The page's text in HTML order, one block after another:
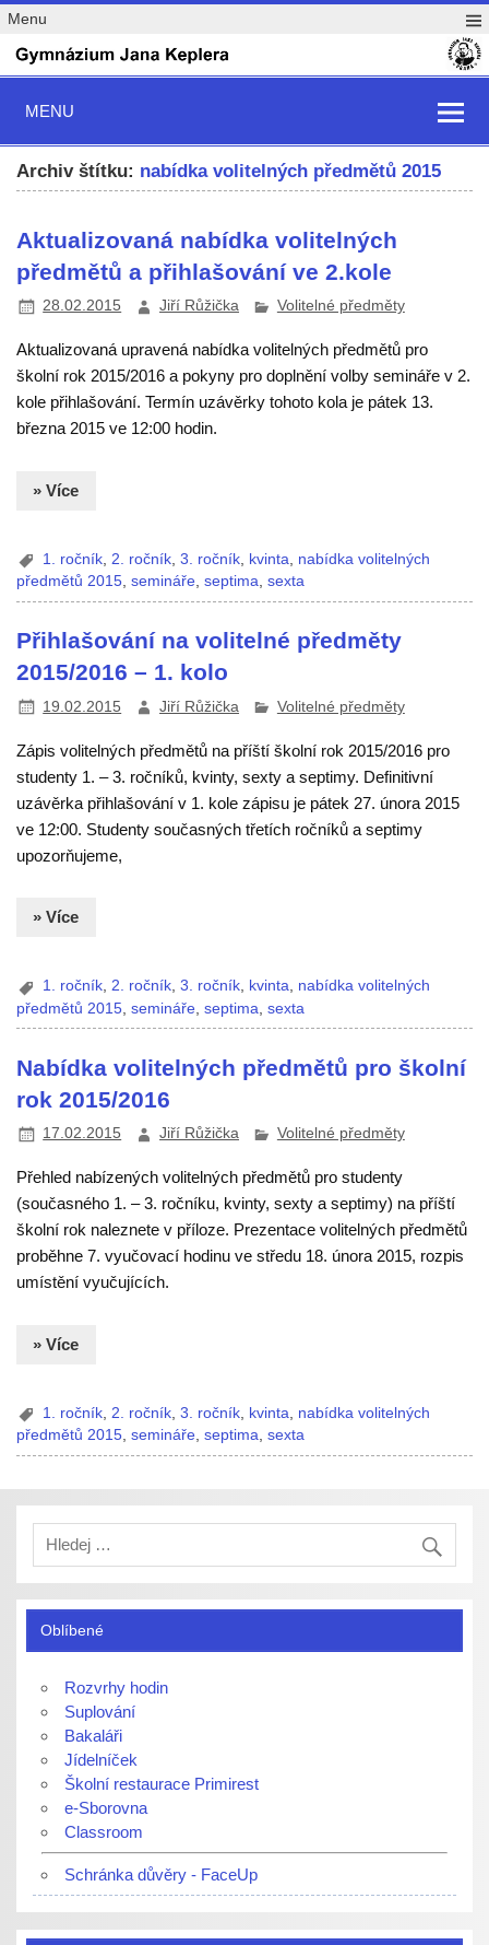
Menu
MENU
Archiv štítku: nabídka volitelných předmětů 2015
Aktualizovaná nabídka volitelných
předmětů a přihlašování ve 2.kole
28.02.2015 Jiří Růžička Volitelné předměty
Aktualizovaná upravená nabídka volitelných předmětů pro
školní rok 2015/2016 a pokyny pro doplnění volby semináře v 2.
kole přihlašování. Termín uzávěrky tohoto kola je pátek 13.
března 2015 ve 12:00 hodin.
» Více
1. ročník 2. ročník ,3. ročník kvinta
nabídka volitelných
předmětů 2015,semináře,septima,sexta
Přihlašování na volitelné předměty
2015/2016 – 1. kolo
19.02.2015 Jiří Růžička Volitelné předměty
Zápis volitelných předmětů na příští školní rok 2015/2016 pro
studenty 1. – 3. ročníků, kvinty, sexty a septimy. Definitivní
uzávěrka přihlašování v 1. kole zápisu je pátek 27. února 2015
ve 12:00. Studenty současných třetích ročníků a septimy
upozorňujeme,
» Více
1. ročník,2. ročník,3. ročník, kvinta, nabídka volitelných
předmětů 2015 ,semináře ,septima ,sexta
Nabídka volitelných předmětů pro školní
rok 2015/2016
17.02.2015 Jiří Růžička Volitelné předměty
Přehled nabízených volitelných předmětů pro studenty
(současného 1. – 3. ročníku, kvinty, sexty a septimy) na příští
školní rok naleznete v příloze. Prezentace volitelných předmětů
proběhne 7. vyučovací hodinu ve středu 18. února 2015, rozpis
umístění vyučujících.
» Více
1. ročník 2. ročník ,3. ročník kvinta
nabídka volitelných
předmětů 2015,semináře,septima,sexta
Oblíbené
Rozvrhy hodin
Suplování
Bakaláři
Jídelníček
Školní restaurace Primirest
e-Sborovna
Classroom
Schránka důvěry - FaceUp